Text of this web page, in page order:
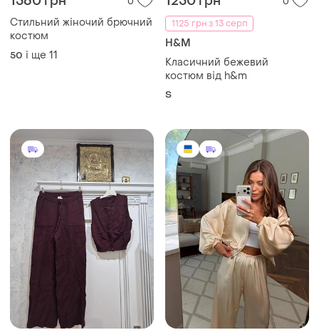
Стильний жіночий брючний
костюм
50 і ще 11
1125 грн з 13 серп
H&M
Класичний бежевий
костюм від h&m
S